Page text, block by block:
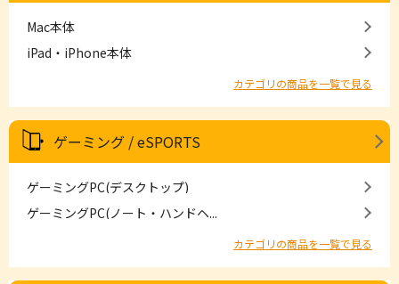
Mac本体
iPad・iPhone本体
カテゴリの商品を一覧で見る
ゲーミング / eSPORTS
ゲーミングPC(デスクトップ)
ゲーミングPC(ノート・ハンドヘ...
カテゴリの商品を一覧で見る